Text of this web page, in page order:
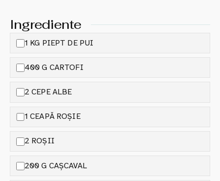
Ingrediente
1 KG PIEPT DE PUI
400 G CARTOFI
2 CEPE ALBE
1 CEAPĂ ROȘIE
2 ROȘII
200 G CAȘCAVAL